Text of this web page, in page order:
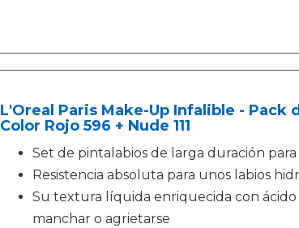
L'Oreal Paris Make-Up Infalible -
Color Rojo 596 + Nude 111
Set de pintalabios de larga duración
Resistencia absoluta para unos labios
Su textura líquida enriquecida con ácido
manchar o agrietarse